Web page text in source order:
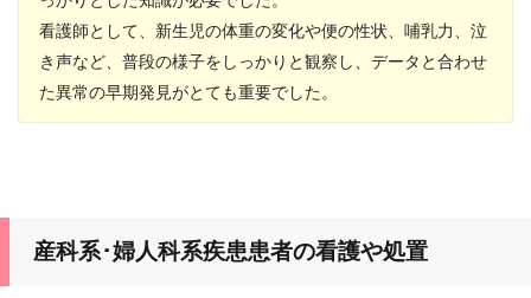
看護師として、新生児の体重の変化や便の性状、哺乳力、泣
き声など、普段の様子をしっかりと観察し、データと合わせ
た異常の早期発見がとても重要でした。
産科系･婦人科系疾患患者の看護や処置